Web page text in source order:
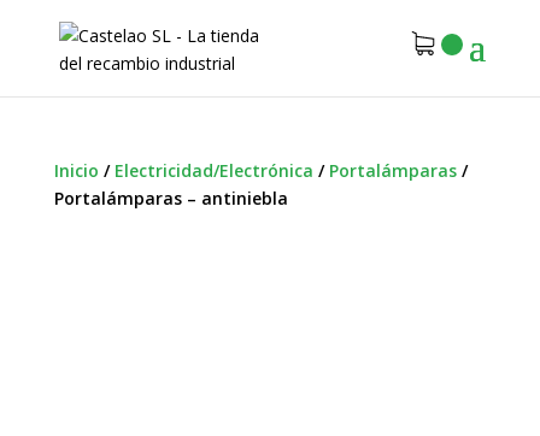
Inicio / Electricidad/Electrónica / Portalámparas/
Portalámparas – antiniebla